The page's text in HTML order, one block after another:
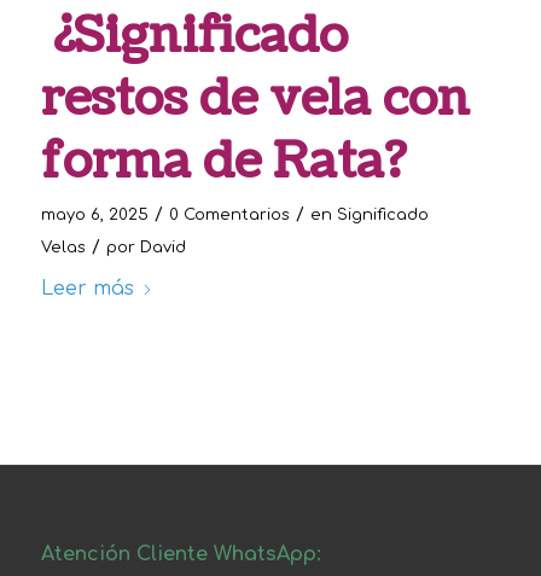
¿Significado
restos de vela con
forma de Rata?
mayo 6, 2025 / 0 Comentarios / en Significado
Velas / por David
Leer más
Atención Cliente WhatsApp: